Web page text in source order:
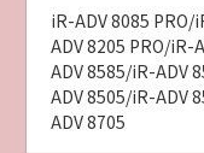
会社
iR-ADV 8085 PRO/
ADV 8205 PRO/iR-
ADV 8585/iR-ADV
ADV 8505/iR-ADV
ADV 8705